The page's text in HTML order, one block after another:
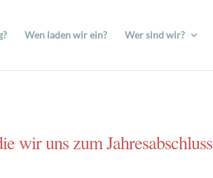
Wen laden wir ein? Wer sind wir?
wir uns zum Jahresabschluss